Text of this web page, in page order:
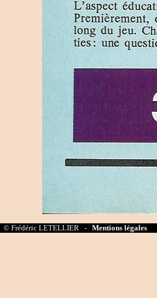
© Frédéric LETELLIER - Mentions légales